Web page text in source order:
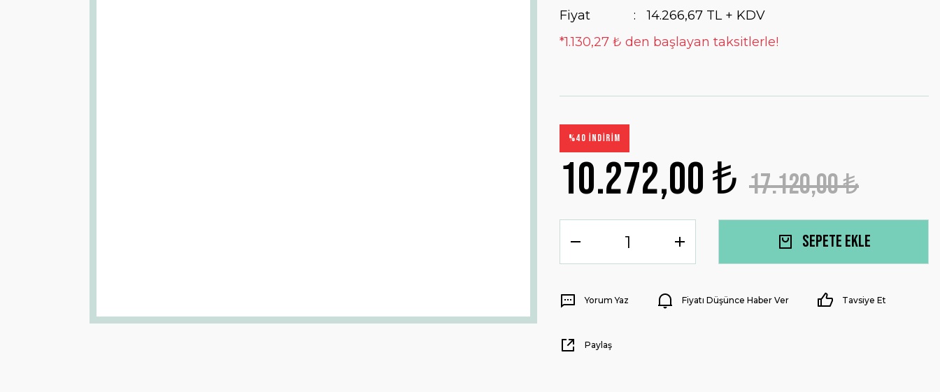
Fiyat
14.266,67 TL + KDV
*1.130,27 ₺ den başlayan taksitlerle!
%40 İNDİRİM
10.272,00 ₺ 17.120,00 ₺
Sepete Ekle
Yorum Yaz Fiyatı Düşünce Haber Ver Tavsiye Et
Paylaş